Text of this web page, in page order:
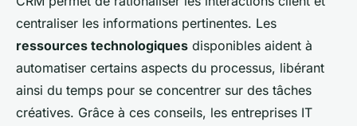
centraliser les informations pertinentes. Les
ressources technologiques disponibles aident à
automatiser certains aspects du processus, libérant
ainsi du temps pour se concentrer sur des tâches
créatives. Grâce à ces conseils, les entreprises IT